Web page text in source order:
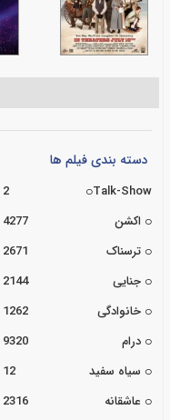
دسته بندی فیلم ها
Talk-Show
2
اکشن
4277
ترسناک
2671
جنایی
2144
خانوادگی
1262
درام
9320
سیاه سفید
12
عاشقانه
2316